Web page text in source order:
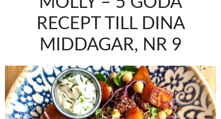
RECEPT TILL DINA
MIDDAGAR, NR 9